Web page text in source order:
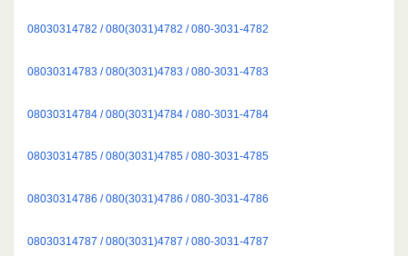
08030314782 / 080(3031)4782 / 080-3031-4782
08030314783 / 080(3031)4783 / 080-3031-4783
08030314784 / 080(3031)4784 / 080-3031-4784
08030314785 / 080(3031)4785 / 080-3031-4785
08030314786 / 080(3031)4786 / 080-3031-4786
08030314787 / 080(3031)4787 / 080-3031-4787